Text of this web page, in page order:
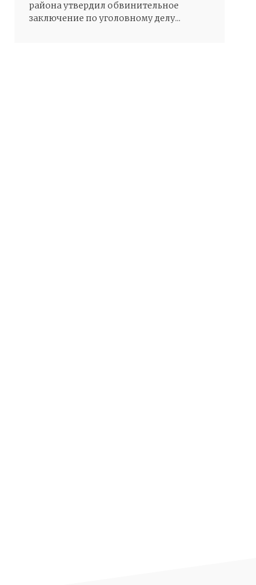
района утвердил обвинительное
заключение по уголовному делу...